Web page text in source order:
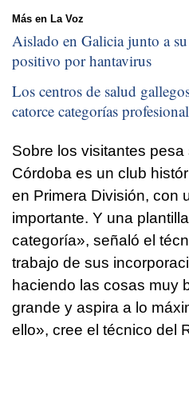
Más en La Voz
Aislado en Galicia junto a
positivo por hantavirus
Los centros de salud
catorce categorías
Sobre los visitantes pesa
Córdoba es un club
en Primera División, con
importante. Y una
categoría», señaló el
trabajo de sus
haciendo las cosas muy
grande y aspira a lo
ello», cree el técnico del